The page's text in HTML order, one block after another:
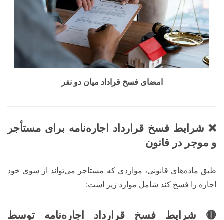
امضای فسخ قراداد میان دو نفر
❌ شرایط فسخ قرارداد اجاره‌نامه برای مستأجر
و موجر در قانون
طبق ماده‌های قانونی، مواردی که مستاجر می‌تواند از سوی خود
اجاره را فسخ کند شامل موارد زیر است:
🔴 شرایط فسخ قرارداد اجاره‌نامه توسط